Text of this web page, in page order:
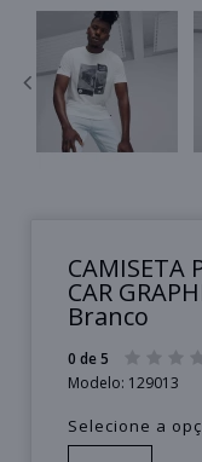
CAMISETA
CAR
Branco
0 de 5
Modelo: 129013
Selecione a